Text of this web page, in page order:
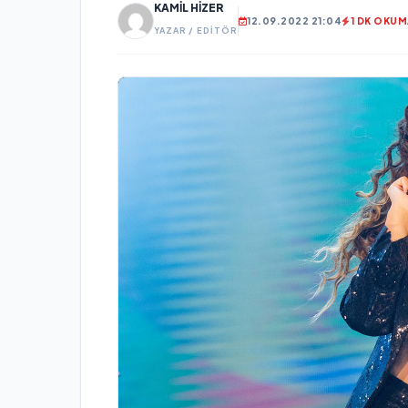
KAMIL HIZER
YAZAR / EDITÖR
12.09.2022 21:04 1 DK